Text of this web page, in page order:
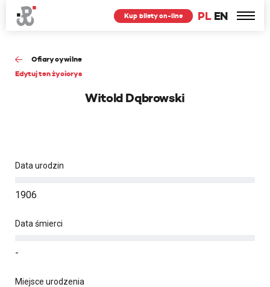
PL EN
Kup bilety on-line
Ofiary cywilne
Edytuj ten życiorys
Witold Dąbrowski
Data urodzin
1906
Data śmierci
-
Miejsce urodzenia